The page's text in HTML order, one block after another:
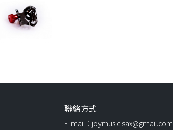
聯絡方式
E-mail：joymusic.sax@gmail.com